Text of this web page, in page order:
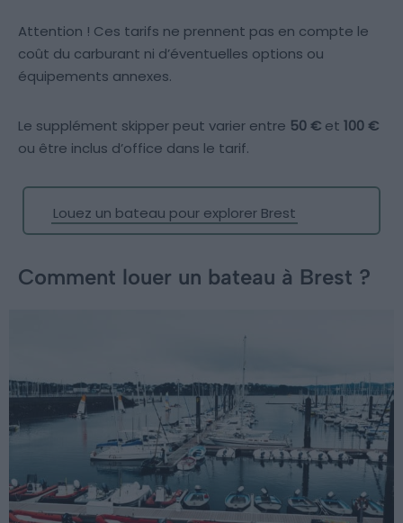
Attention ! Ces tarifs ne prennent pas en compte le
coût du carburant ni d’éventuelles options ou
équipements annexes.
Le supplément skipper peut varier entre 50 € et 100 €
ou être inclus d’office dans le tarif.
Louez un bateau pour explorer Brest
Comment louer un bateau à Brest ?